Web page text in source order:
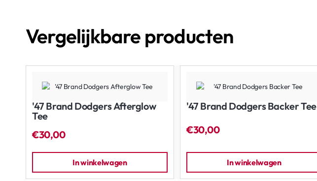
Vergelijkbare producten
'47 Brand Dodgers Afterglow
Tee
€30,00
In winkelwagen
'47 Brand Dodgers Backer Tee
€30,00
In winkelwagen